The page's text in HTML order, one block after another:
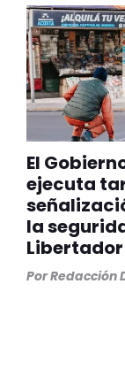
El
ejecuta
la
Libertador
PorRedacción